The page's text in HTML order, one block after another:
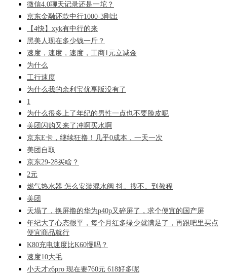
微信4.0聊天记录还是一坨？
京东金融还款中行1000-3刚出
【4快】xyk有中行的来
黑美人现在多少钱一斤？
速度，速度，速度，工商1元立减金
为什么
工行速度
为什么我的余利宝优享版没有了
1
为什么很多上了年纪的男性一点也不要脸皮呢
美团闪购又来了冲啊买水啊
京东E卡，继续狂撸！几乎0成本，一天一次
美团自取
京东29-28买啥？
2元
燃气热水器 怎么安装混水阀 抖。搜不。到教程
美团
天塌了，换屏撸的华为p40p又碎屏了，求个便宜的国产屏
年纪大了心态很平，每个月红多绿少就满足了，再跟吧里买点
便宜商品就行
K80充电速度比K60慢吗？
速度10大毛
小天才z6pro 现在要760元 618好多呢